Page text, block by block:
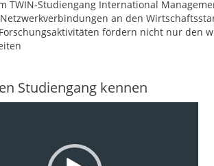
TWIN-Studiengang International
an den
fördern nicht nur den
Studiengang kennen